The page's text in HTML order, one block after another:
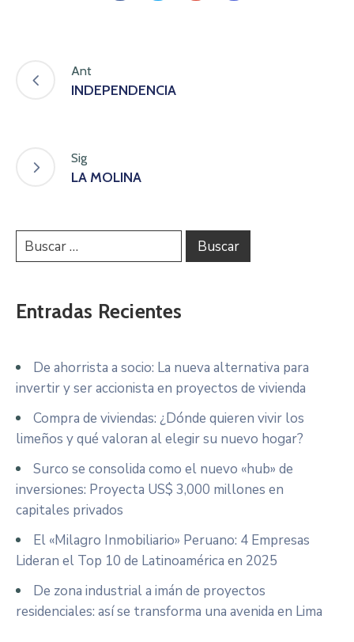
Ant
INDEPENDENCIA
Sig
LA MOLINA
Entradas Recientes
De ahorrista a socio: La nueva alternativa para
invertir y ser accionista en proyectos de vivienda
Compra de viviendas: ¿Dónde quieren vivir los
limeños y qué valoran al elegir su nuevo hogar?
Surco se consolida como el nuevo «hub» de
inversiones: Proyecta US$ 3,000 millones en
capitales privados
El «Milagro Inmobiliario» Peruano: 4 Empresas
Lideran el Top 10 de Latinoamérica en 2025
De zona industrial a imán de proyectos
residenciales: así se transforma una avenida en Lima